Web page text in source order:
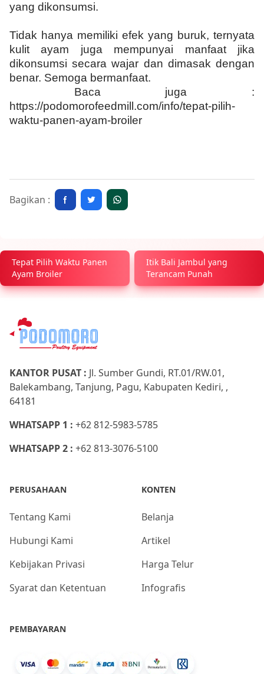
yang dikonsumsi.
Tidak hanya memiliki efek yang buruk, ternyata
kulit ayam juga mempunyai manfaat jika
dikonsumsi secara wajar dan dimasak dengan
benar. Semoga bermanfaat.
Baca juga :
https://podomorofeedmill.com/info/tepat-pilih-
waktu-panen-ayam-broiler
Bagikan :
Tepat Pilih Waktu Panen
Ayam Broiler
Itik Bali Jambul yang
Terancam Punah
KANTOR PUSAT : Jl. Sumber Gundi, RT.01/RW.01,
Balekambang, Tanjung, Pagu, Kabupaten Kediri, ,
64181
WHATSAPP 1 : +62 812-5983-5785
WHATSAPP 2 : +62 813-3076-5100
PERUSAHAAN
Tentang Kami
Hubungi Kami
Kebijakan Privasi
Syarat dan Ketentuan
KONTEN
Belanja
Artikel
Harga Telur
Infografis
PEMBAYARAN